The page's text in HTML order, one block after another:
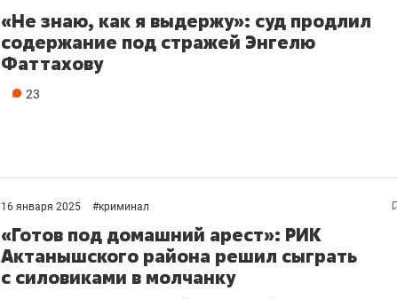
«Не знаю, как я выдержу»: суд продлил
содержание под стражей Энгелю
Фаттахову
23
16 января 2025 #криминал
«Готов под домашний арест»: РИК
Актанышского района решил сыграть
с силовиками в молчанку